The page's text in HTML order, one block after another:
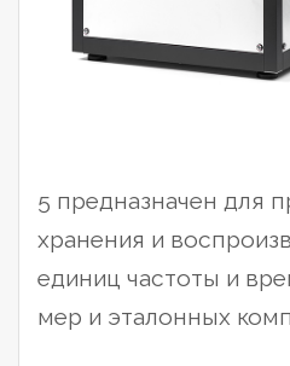
5 предназначен для
хранения и
единиц частоты и
мер и эталонных